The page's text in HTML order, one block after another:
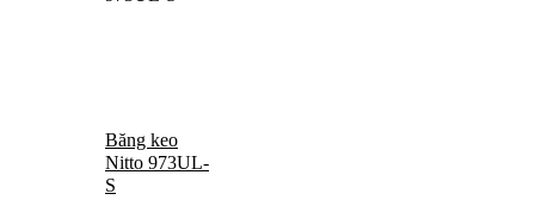
Băng keo
Nitto 973UL-
S